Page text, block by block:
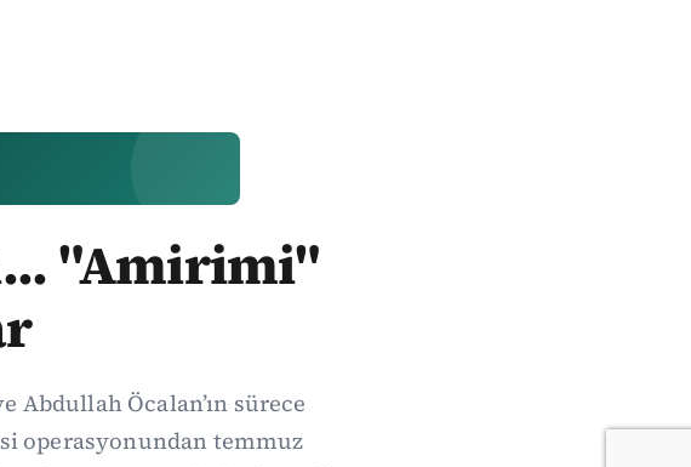
"Amirimi"
Abdullah Öcalan’ın sürece
operasyonundan temmuz